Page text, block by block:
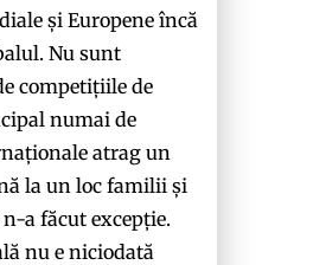
și Europene încă
Nu sunt
competițiile de
numai de
atrag un
la un loc familii și
a făcut excepție.
nu e niciodată